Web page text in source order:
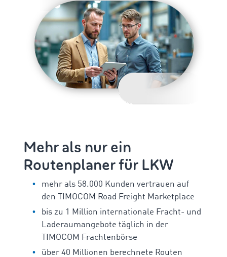
Mehr als nur ein
Routenplaner für LKW
mehr als 58.000 Kunden vertrauen auf
den TIMOCOM Road Freight Marketplace
bis zu 1 Million internationale Fracht- und
Laderaumangebote täglich in der
TIMOCOM Frachtenbörse
über 40 Millionen berechnete Routen